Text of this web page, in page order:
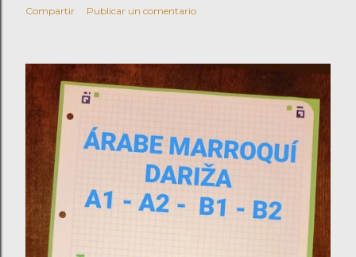
Compartir Publicar un comentario